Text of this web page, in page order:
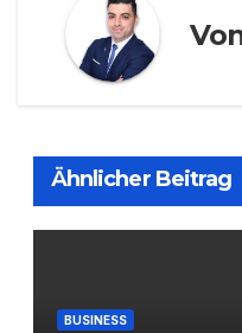
Ähnlicher Beitrag
BUSINESS